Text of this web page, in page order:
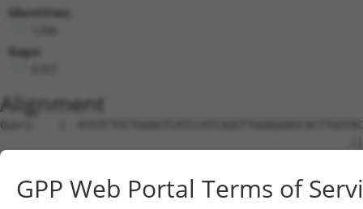
Identities:
Gaps:
Alignment
Query    1  ATGTCTGCTGAAGTCATCCATCAGGTTGAAGAAGCACTTGATACAGATG----AGAAGGAGATGCTGCTCTTTT  70
                                                      |||.|.|    ||.||||.|            
Sbjct    1  ------------------------------------------ACACAAGCCATAGCAGGAAA------------  20

Query   71  TGTGCCGGGATGTTGC-----TATAGATGTGGTTC-CACCTAATGTCAGGGACCTTCTGGATATTTTACGGGAA  138
                |.|.||..||||     .|..||.|.|  || ||.||||   .||||| ||.|.|||          |..
Sbjct   21  ----CAGCGAGCTTGCAGCCTCACCGACGAG--TCTCAACTAA---AAGGGA-CTCCCGGA----------GCT  74

Query  139  AGAGGTAAGCTGTCTGTCGGGGACTTGGCTGAACTGCTCTACAGAGTGA-----GGCGATTTGAC---------  198
            ||.|||            |||||||.|||       ||| |||.|||||     |||.|||.|||         
Sbjct   75  AGGGGT------------GGGGACTCGGC-------CTC-ACACAGTGAGTGCCGGCTATTGGACTTTTGTCCA  128

Query  199  ----CTGCTCAAACGTATCTTGAAGATGGAC----AGAAAAGCTGT-GGAGA----------------------  241
                |.|||.|.||        ||.|.||||    .||..||.||| |||||                      
Sbjct  129  GTGACAGCTGAGAC--------AACAAGGACCACGGGAGGAGGTGTAGGAGAGAAGCGCCGCGAACAGCGATCG  194

Query  242  CCCA---------CCTGCT--CAGGAAC--------------CCT-CACCTTG-------TTTC----------  272
            ||||         || |||  ||||  |              ||| ||.||||       .|||          
Sbjct  195  CCCAGCACCAAGTCC-GCTTCCAGG--CTTTCGGTTTCTTTGCCTCCATCTTGGGTGCGCCTTCCCGGCGTCTA  265

Query  273  ------------------------------------------------GGACTATAGAGTGCTGATGGCAGAGA  298
                                                            ||||    ||||||||||||||||||
Sbjct  266  GGGGAGCGAAGGCTGAGGTGGCAGCGGCAGGAGAGTCCGGCCGCGACAGGAC----GAGTGCTGATGGCAGAGA  335

Query  299  TTGGTGAGGATTTGGATAAATCTGATGTGTCCTCATTAATTTTCCTCATGAAGGATTACATGGGCCGAGGCAAG  372
            ||||||||||||||||||||||||||||||||||||||||||||||||||||||||||||||||||||||||||
Sbjct  336  TTGGTGAGGATTTGGATAAATCTGATGTGTCCTCATTAATTTTCCTCATGAAGGATTACATGGGCCGAGGCAAG  409

Query  373  ATAAGCAAGGAGAAGAGTTTCTTGGACCTTGTGGTTGAGTTGGAGAAACTAAATCTGGTTGCCCCAGATCAACT  446
            ||||||||||||||||||||||||||||||||||||||||||||||||||||||||||||||||||||||||||
Sbjct  410  ATAAGCAAGGAGAAGAGTTTCTTGGACCTTGTGGTTGAGTTGGAGAAACTAAATCTGGTTGCCCCAGATCAACT  483

Query  447  GGATTTATTAGAAAAATGCCTAAAGAACATCCACAGAATAGACCTGAAGACAAAAATCCAGAAGTACAAGCAGT  520
            ||||||||||||||||||||||||||||||||||||||||||||||||||||||||||||||||||||||||||
Sbjct  484  GGATTTATTAGAAAAATGCCTAAAGAACATCCACAGAATAGACCTGAAGACAAAAATCCAGAAGTACAAGCAGT  557

Query  521  CTGTTCAAGGAGCAGGGACAAGTTACAGGAATGTTCTCCAAGCAGCAATCCAAAAGAGTCTCAAGGATCCTTCA  594
            ||||||||||||||||||||||||||||||||||||||||||||||||||||||||||||||||||||||||||
Sbjct  558  CTGTTCAAGGAGCAGGGACAAGTTACAGGAATGTTCTCCAAGCAGCAATCCAAAAGAGTCTCAAGGATCCTTCA  631

Query  595  AATAACTTCAGGCTCCATAATGGGAGAAGTAAAGAACAAAGACTTAAGGAACAGCTTGGCGCTCAACAAGAACC  668
            ||||||||||||||||||||||||||||||||||||||||||||||||||||||||||||||||||||||||||
Sbjct  632  AATAACTTCAGGCTCCATAATGGGAGAAGTAAAGAACAAAGACTTAAGGAACAGCTTGGCGCTCAACAAGAACC  705

Query  669  AGTGAAGAAATCCATTCAGGAATCAGAAGCTTTTTTGCCTCAGAGCATACCTGAAGAGAGATACAAGATGAAGA  742
            ||||||||||||||||||||||||||||||||||||||||||||||||||||||||||||||||||||||||||
Sbjct  706  AGTGAAGAAATCCATTCAGGAATCAGAAGCTTTTTTGCCTCAGAGCATACCTGAAGAGAGATACAAGATGAAGA  779

Query  743  GCAAGCCCCTAGGAATCTGCCTGATAATCGATTGCATTGGCAATGAGACAGAGCTTCTTCGAGACACCTTCACT  816
            ||||||||||||||||||||||||||||||||||||||||||||||||||||||||||||||||||||||||||
Sbjct  780  GCAAGCCCCTAGGAATCTGCCTGATAATCGATTGCATTGGCAATGAGACAGAGCTTCTTCGAGACACCTTCACT  853

Query  817  TCCCTGGGCTATGAAGTCCAGAAATTCTTGCATCTCAGTATGCATGGTATATCCCAGATTCTTGGCCAATTTGC  890
            ||||||||||||||||||||||||||||||||||||||||||||||||||||||||||||||||||||||||||
Sbjct  854  TCCCTGGGCTATGAAGTCCAGAAATTCTTGCATCTCAGTATGCATGGTATATCCCAGATTCTTGGCCAATTTGC  927

Query  891  CTGTATGCCCGAGCACCGAGACTACGACAGCTTTGTGTGTGTCCTGGTGAGCCGAGGAGGCTCCCAGAGTGTGT  964
            ||||||||||||||||||||||||||||||||||||||||||||||||||||||||||||||||||||||||||
Sbjct  928  CTGTATGCCCGAGCACCGAGACTACGACAGCTTTGTGTGTGTCCTGGTGAGCCGAGGAGGCTCCCAGAGTGTGT  1001

Query  965  ATGGTGTGGATCAGACTCACTCAGGGCTCCCCCTGCATCACATCAGGAGGATGTTCATGGGAGATTCATGCCCT  1038
            ||||||||||||||||||||||||||||||||||||||||||||||||||||||||||||||||||||||||||
Sbjct 1002  ATGGTGTGGATCAGACTCACTCAGGGCTCCCCCTGCATCACATCAGGAGGATGTTCATGGGAGATTCATGCCCT  1075

Query 1039  TATCTAGCAGGGAAGCCAAAGATGTTTTTTATTCAGAACTATGTGGTGTCAGAGGGCCAGCTGGAGGACAGCAG  1112
            ||||||||||||||||||||||||||||||||||||||||||||||||||||||||||||||||||||||||||
Sbjct 1076  TATCTAGCAGGGAAGCCAAAGATGTTTTTTATTCAGAACTATGTGGTGTCAGAGGGCCAGCTGGAGGACAGCAG  1149

Query 1113  CCTCTTGGAGGTGGATGGGCCAGCGATGAAGAATGTGGAATTCAAGGCTCAGAAGCGAGGGCTGTGCACAGTTC  1186
            ||||||||||||||||||||||||||||||||||||||||||||||||||||||||||||||||||||||||||
Sbjct 1150  CCTCTTGGAGGTGGATGGGCCAGCGATGAAGAATGTGGAATTCAAGGCTCAGAAGCGAGGGCTGTGCACAGTTC  1223

Query 1187  ACCGAGAAGCTGACTTCTTCTGGAGCCTGTGTACTGCGGACATGTCCCTGCTGGAGCAGTCTCACAGCTCACCA  1260
            ||||||||||||||||||||||||||||||||||||||||||||||||||||||||||||||||||||||||||
Sbjct 1224  ACCGAGAAGCTGACTTCTTCTGGAGCCTGTGTACTGCGGACATGTCCCTGCTGGAGCAGTCTCACAGCTCACCA  1297

Query 1261  TCCCTGTACCTGCAGTGCCTCTCCCAGAAACTGAGACAAGAA--------------------------------  1302
            ||||||||||||||||||||||||||||||||||||||||||                                
Sbjct 1298  TCCCTGTACCTGCAGTGCCTCTCCCAGAAACTGAGACAAGAAAGGGGGACAATTCCCGGAAGTGGAATTACAGA  1371

Query 1303  --------------------------------------------------------------------------  1302
                                                                                      
Sbjct 1372  GTCAAAGGACATGCATTTTTCAAGCCTCGGATGCATCTTACTAGATGTCCTATAGGATGGTCATATCAGCTTTA  1445
GPP Web Portal Terms of